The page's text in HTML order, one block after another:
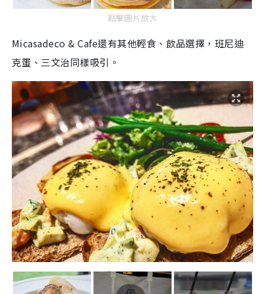
點擊圖片放大
Micasadeco & Cafe還有其他輕食、飲品選擇，班尼迪
克蛋、三文治同樣吸引。